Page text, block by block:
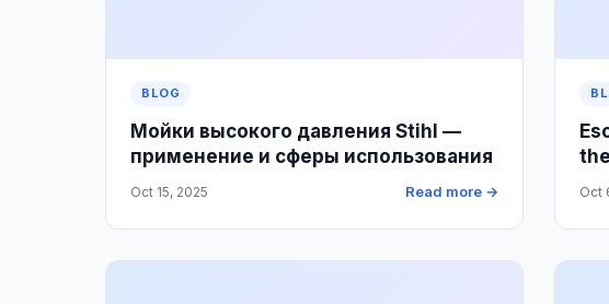
BLOG
Мойки высокого давления Stihl —
применение и сферы использования
Oct 15, 2025 Read more → Oct